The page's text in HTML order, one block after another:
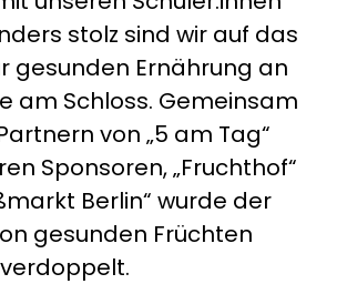
stolz sind wir auf das
gesunden Ernährung an
am Schloss. Gemeinsam
von „5 am Tag“
Sponsoren, „Fruchthof“
Berlin“ wurde der
gesunden Früchten